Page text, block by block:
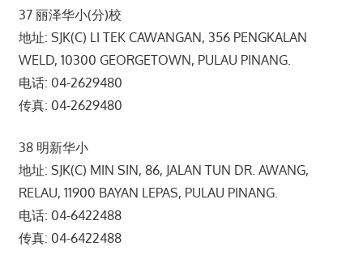
37 丽泽华小(分)校
地址: SJK(C) LI TEK CAWANGAN, 356 PENGKALAN
WELD, 10300 GEORGETOWN, PULAU PINANG.
电话: 04-2629480
传真: 04-2629480
38 明新华小
地址: SJK(C) MIN SIN, 86, JALAN TUN DR. AWANG,
RELAU, 11900 BAYAN LEPAS, PULAU PINANG.
电话: 04-6422488
传真: 04-6422488